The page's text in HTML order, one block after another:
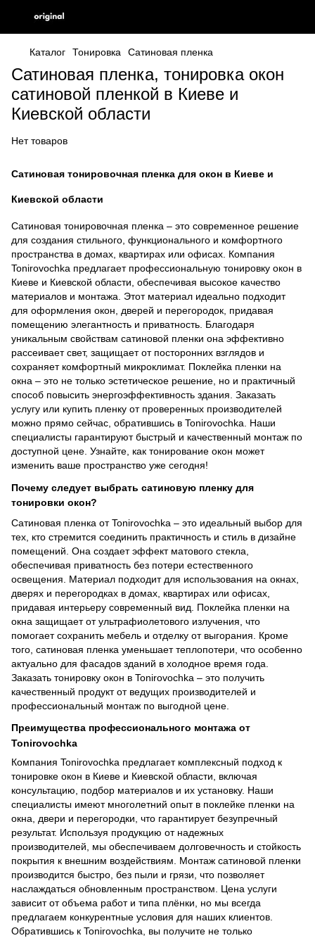
Каталог Тонировка Сатиновая пленка
Сатиновая пленка, тонировка окон
сатиновой пленкой в Киеве и
Киевской области
Нет товаров
Сатиновая тонировочная пленка для окон в Киеве и
Киевской области
Сатиновая тонировочная пленка – это современное решение
для создания стильного, функционального и комфортного
пространства в домах, квартирах или офисах. Компания
Tonirovochka предлагает профессиональную тонировку окон в
Киеве и Киевской области, обеспечивая высокое качество
материалов и монтажа. Этот материал идеально подходит
для оформления окон, дверей и перегородок, придавая
помещению элегантность и приватность. Благодаря
уникальным свойствам сатиновой пленки она эффективно
рассеивает свет, защищает от посторонних взглядов и
сохраняет комфортный микроклимат. Поклейка пленки на
окна – это не только эстетическое решение, но и практичный
способ повысить энергоэффективность здания. Заказать
услугу или купить пленку от проверенных производителей
можно прямо сейчас, обратившись в Tonirovochka. Наши
специалисты гарантируют быстрый и качественный монтаж по
доступной цене. Узнайте, как тонирование окон может
изменить ваше пространство уже сегодня!
Почему следует выбрать сатиновую пленку для
тонировки окон?
Сатиновая пленка от Tonirovochka – это идеальный выбор для
тех, кто стремится соединить практичность и стиль в дизайне
помещений. Она создает эффект матового стекла,
обеспечивая приватность без потери естественного
освещения. Материал подходит для использования на окнах,
дверях и перегородках в домах, квартирах или офисах,
придавая интерьеру современный вид. Поклейка пленки на
окна защищает от ультрафиолетового излучения, что
помогает сохранить мебель и отделку от выгорания. Кроме
того, сатиновая пленка уменьшает теплопотери, что особенно
актуально для фасадов зданий в холодное время года.
Заказать тонировку окон в Tonirovochka – это получить
качественный продукт от ведущих производителей и
профессиональный монтаж по выгодной цене.
Преимущества профессионального монтажа от
Tonirovochka
Компания Tonirovochka предлагает комплексный подход к
тонировке окон в Киеве и Киевской области, включая
консультацию, подбор материалов и их установку. Наши
специалисты имеют многолетний опыт в поклейке пленки на
окна, двери и перегородки, что гарантирует безупречный
результат. Используя продукцию от надежных
производителей, мы обеспечиваем долговечность и стойкость
покрытия к внешним воздействиям. Монтаж сатиновой пленки
производится быстро, без пыли и грязи, что позволяет
наслаждаться обновленным пространством. Цена услуги
зависит от объема работ и типа плёнки, но мы всегда
предлагаем конкурентные условия для наших клиентов.
Обратившись к Tonirovochka, вы получите не только